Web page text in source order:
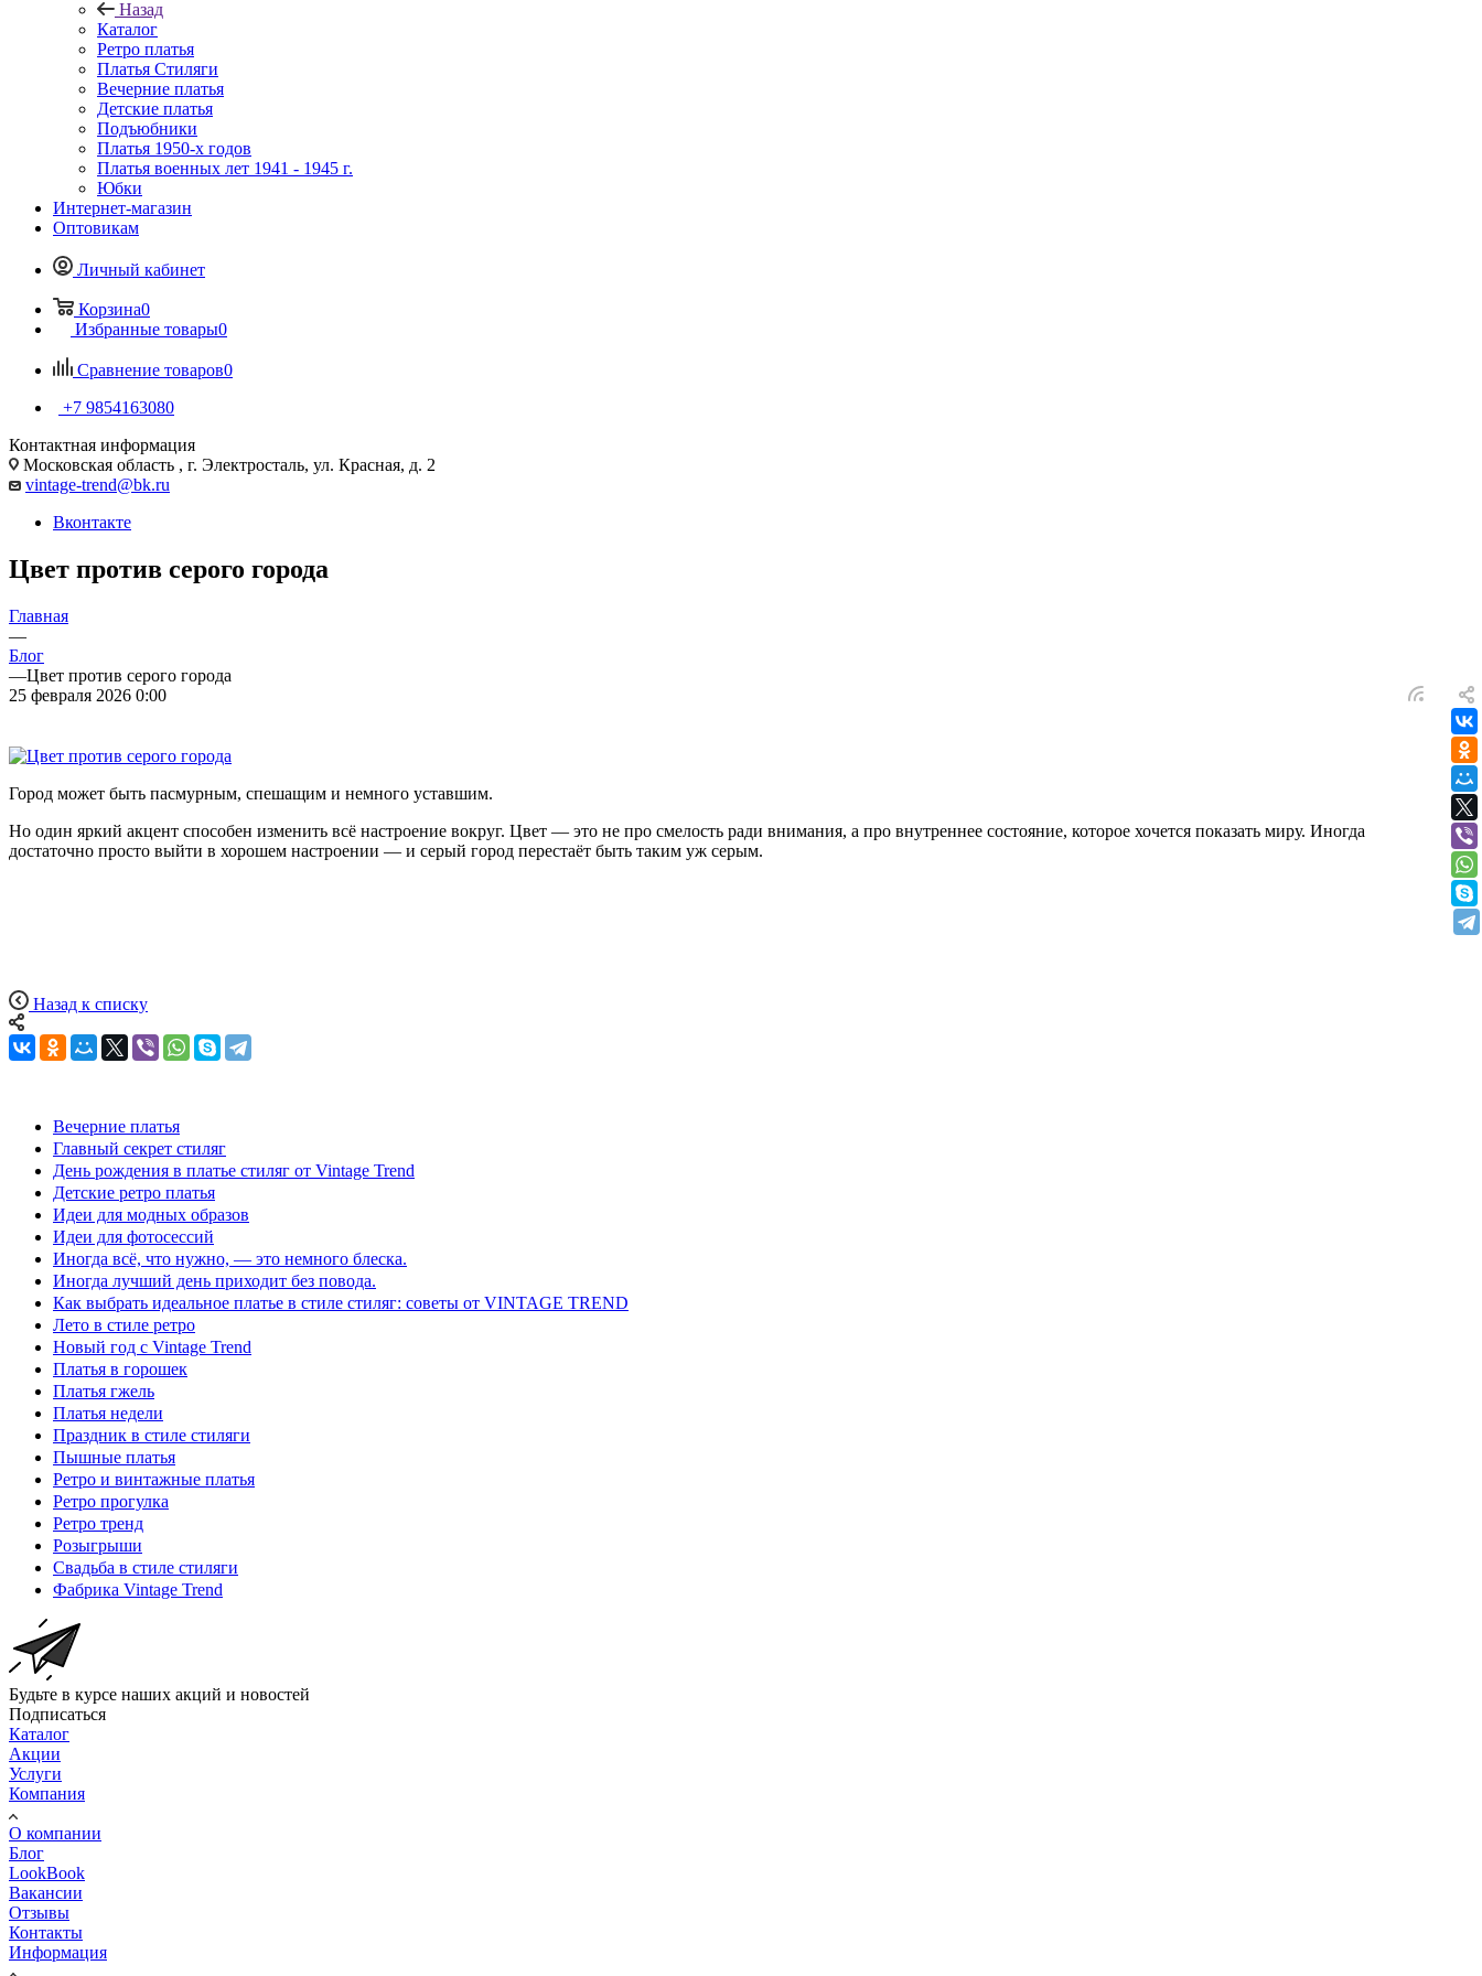
Назад
Каталог
Ретро платья
Платья Стиляги
Вечерние платья
Детские платья
Подъюбники
Платья 1950-х годов
Платья военных лет 1941 - 1945 г.
Юбки
Интернет-магазин
Оптовикам
Личный кабинет
Корзина0
Избранные товары0
Сравнение товаров0
+7 9854163080
Контактная информация
Московская область , г. Электросталь, ул. Красная, д. 2
vintage-trend@bk.ru
Вконтакте
Цвет против серого города
Главная
—
Блог
—Цвет против серого города
25 февраля 2026 0:00
Город может быть пасмурным, спешащим и немного уставшим.
Но один яркий акцент способен изменить всё настроение вокруг. Цвет — это не про смелость ради внимания, а про внутреннее состояние, которое хочется показать миру. Иногда
достаточно просто выйти в хорошем настроении — и серый город перестаёт быть таким уж серым.
Назад к списку
Вечерние платья
Главный секрет стиляг
День рождения в платье стиляг от Vintage Trend
Детские ретро платья
Идеи для модных образов
Идеи для фотосессий
Иногда всё, что нужно, — это немного блеска.
Иногда лучший день приходит без повода.
Как выбрать идеальное платье в стиле стиляг: советы от VINTAGE TREND
Лето в стиле ретро
Новый год с Vintage Trend
Платья в горошек
Платья гжель
Платья недели
Праздник в стиле стиляги
Пышные платья
Ретро и винтажные платья
Ретро прогулка
Ретро тренд
Розыгрыши
Свадьба в стиле стиляги
Фабрика Vintage Trend
Будьте в курсе наших акций и новостей
Подписаться
Каталог
Акции
Услуги
Компания
О компании
Блог
LookBook
Вакансии
Отзывы
Контакты
Информация